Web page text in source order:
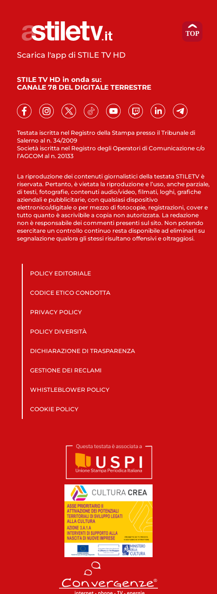
Testata iscritta nel Registro della Stampa presso il Tribunale di
Salerno al n. 34/2009
Società iscritta nel Registro degli Operatori di Comunicazione c/o
l’AGCOM al n. 20133
Scarica l'app di STILE TV HD
STILE TV HD in onda su:
CANALE 78 DEL DIGITALE TERRESTRE
La riproduzione dei contenuti giornalistici della testata STILETV è
riservata. Pertanto, è vietata la riproduzione e l’uso, anche parziale,
di testi, fotografie, contenuti audio/video, filmati, loghi, grafiche
aziendali e pubblicitarie, con qualsiasi dispositivo
elettronico/digitale o per mezzo di fotocopie, registrazioni, cover e
tutto quanto è ascrivibile a copia non autorizzata. La redazione
non è responsabile dei commenti presenti sul sito. Non potendo
esercitare un controllo continuo resta disponibile ad eliminarli su
segnalazione qualora gli stessi risultano offensivi e oltraggiosi.
POLICY EDITORIALE
CODICE ETICO CONDOTTA
PRIVACY POLICY
POLICY DIVERSITÀ
DICHIARAZIONE DI TRASPARENZA
GESTIONE DEI RECLAMI
WHISTLEBLOWER POLICY
COOKIE POLICY